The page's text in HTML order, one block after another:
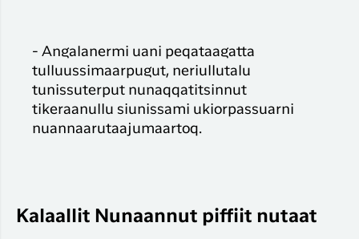
- Angalanermi uani peqataagatta
tulluussimaarpugut, neriullutalu
tunissuterput nunaqqatitsinnut
tikeraanullu siunissami ukiorpassuarni
nuannaarutaajumaartoq.
Kalaallit Nunaannut piffiit nutaat